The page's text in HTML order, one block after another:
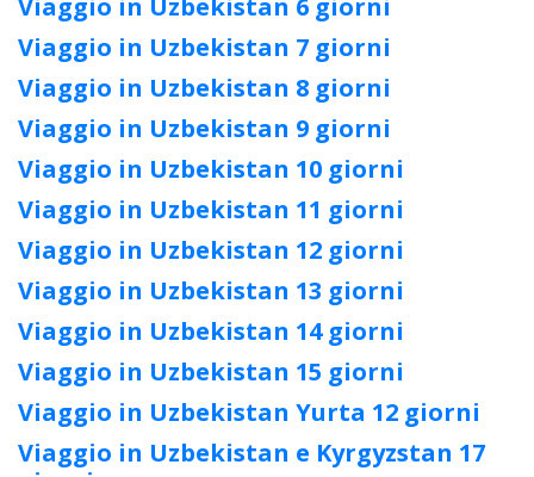
Viaggio in Uzbekistan 6 giorni
Viaggio in Uzbekistan 7 giorni
Viaggio in Uzbekistan 8 giorni
Viaggio in Uzbekistan 9 giorni
Viaggio in Uzbekistan 10 giorni
Viaggio in Uzbekistan 11 giorni
Viaggio in Uzbekistan 12 giorni
Viaggio in Uzbekistan 13 giorni
Viaggio in Uzbekistan 14 giorni
Viaggio in Uzbekistan 15 giorni
Viaggio in Uzbekistan Yurta 12 giorni
Viaggio in Uzbekistan e Kyrgyzstan 17